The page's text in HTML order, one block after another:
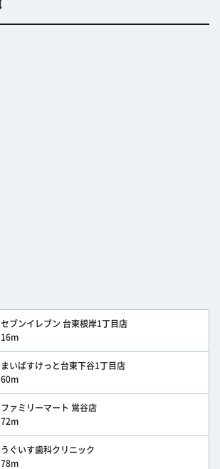
セブンイレブン 台東根岸1丁目店
16m
まいばすけっと台東下谷1丁目店
60m
ファミリーマート 鴬谷店
72m
うぐいす歯科クリニック
78m